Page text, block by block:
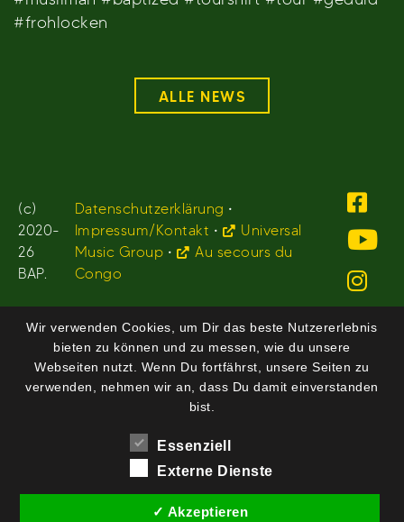
#frohlocken
ALLE NEWS
(c)
2020-
26
BAP.
Datenschutzerklärung •
Impressum/Kontakt •
Universal
Music Group •
Au secours du
Congo
Wir verwenden Cookies, um Dir das beste Nutzererlebnis
bieten zu können und zu messen, wie du unsere
Webseiten nutzt. Wenn Du fortfährst, unsere Seiten zu
verwenden, nehmen wir an, dass Du damit einverstanden
bist.
Essenziell
Externe Dienste
✓ Akzeptieren